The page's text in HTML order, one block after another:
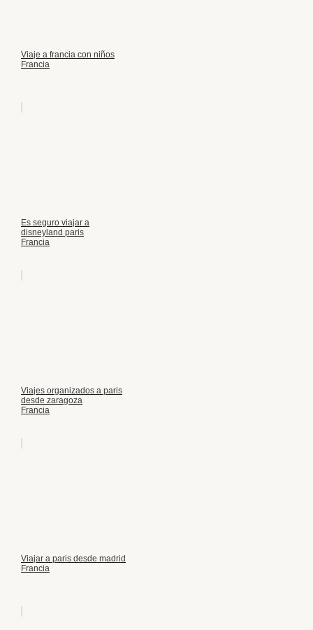
Viaje a francia con niños
Francia
Es seguro viajar a
disneyland paris
Francia
Viajes organizados a paris
desde zaragoza
Francia
Viajar a paris desde madrid
Francia